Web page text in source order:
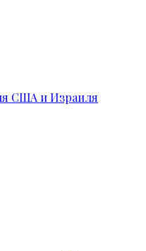
США и Израиля